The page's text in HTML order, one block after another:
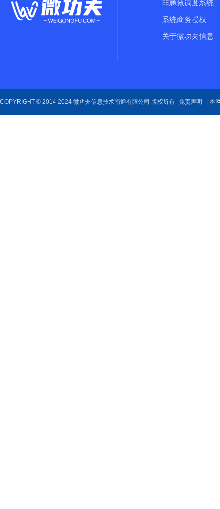
非急救调度系统
系统商务授权
关于微功夫信息
COPYRIGHT © 2014-2024 微功夫信息技术南通有限公司 版权所有 免责声明 | 本